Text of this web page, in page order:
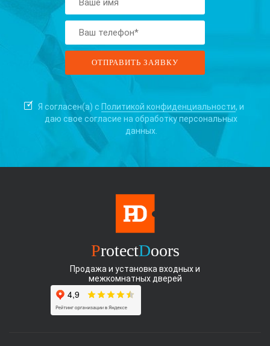
Я согласен(а) с Политикой конфиденциальности, и
даю свое согласие на обработку персональных
данных.
ProtectDoors
Продажа и установка входных и
межкомнатных дверей